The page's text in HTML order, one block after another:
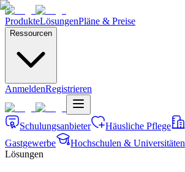
ProdukteLösungenPläne & Preise
Ressourcen
AnmeldenRegistrieren
Schulungsanbieter Häusliche Pflege
Gastgewerbe
Hochschulen & Universitäten
Lösungen